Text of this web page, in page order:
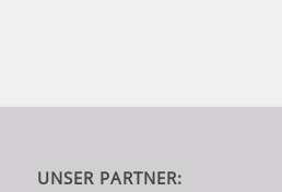
UNSER PARTNER: